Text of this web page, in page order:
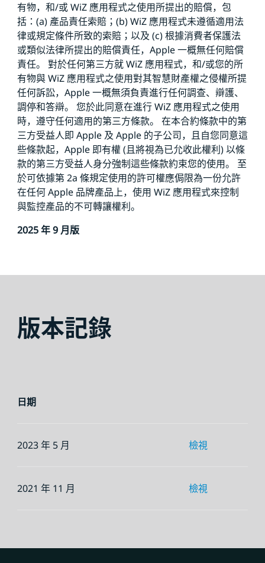
有物，和/或 WiZ 應用程式之使用所提出的賠償，包
括：(a) 產品責任索賠；(b) WiZ 應用程式未遵循適用法
律或規定條件所致的索賠；以及 (c) 根據消費者保護法
或類似法律所提出的賠償責任，Apple 一概無任何賠償
責任。 對於任何第三方就 WiZ 應用程式，和/或您的所
有物與 WiZ 應用程式之使用對其智慧財產權之侵權所提
任何訴訟，Apple 一概無須負責進行任何調查、辯護、
調停和答辯。 您於此同意在進行 WiZ 應用程式之使用
時，遵守任何適用的第三方條款。 在本合約條款中的第
三方受益人即 Apple 及 Apple 的子公司，且自您同意這
些條款起，Apple 即有權 (且將視為已允收此權利) 以條
款的第三方受益人身分強制這些條款約束您的使用。 至
於可依據第 2a 條規定使用的許可權應侷限為一份允許
在任何 Apple 品牌產品上，使用 WiZ 應用程式來控制
與監控產品的不可轉讓權利。
2025 年 9 月版
版本記錄
日期
2023 年 5 月 檢視
2021 年 11 月 檢視